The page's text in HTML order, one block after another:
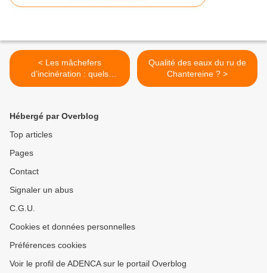
< Les mâchefers
d’incinération : quels
risques sur le captage
Qualité des eaux du ru de
Chantereine ? >
Hébergé par Overblog
Top articles
Pages
Contact
Signaler un abus
C.G.U.
Cookies et données personnelles
Préférences cookies
Voir le profil de ADENCA sur le portail Overblog